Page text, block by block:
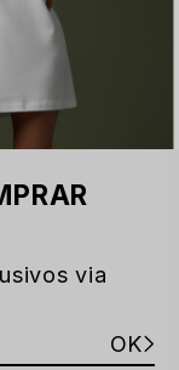
via
OK